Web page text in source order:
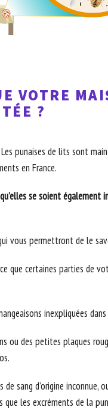
VOTRE
?
punaises de lits sont
en France.
se soient également
vous permettront de le
que certaines parties de
inexpliquées
ou des petites plaques
de sang d’origine inconnue,
que les excréments de la